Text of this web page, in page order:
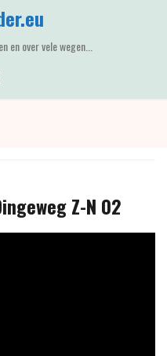
over vele wegen...
Z-N 02